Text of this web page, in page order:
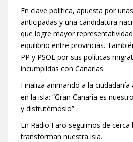
En clave política, apuesta por
anticipadas y una candidatura
que logre mayor
equilibrio entre provincias.
PP y PSOE por sus políticas
incumplidas con Canarias.
Finaliza animando a la
en la isla: “Gran Canaria es
y disfrutémoslo”.
En Radio Faro seguimos de cerca
transforman nuestra isla.